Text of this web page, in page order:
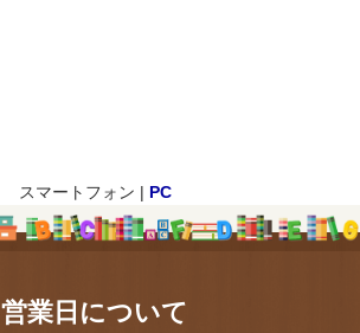
スマートフォン | PC
営業日について